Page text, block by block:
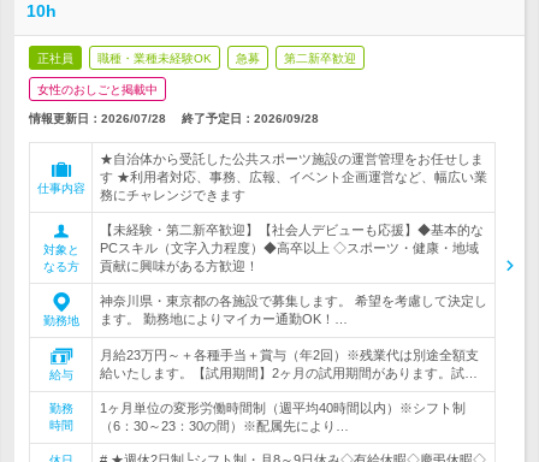
10h
正社員 職種・業種未経験OK 急募 第二新卒歓迎
女性のおしごと掲載中
情報更新日：2026/07/28 終了予定日： 2026/09/28
仕事内容
★自治体から受託した公共スポーツ施設の運営管理をお任せしま
す ★利用者対応、事務、広報、イベント企画運営など、幅広い業
務にチャレンジできます
対象と
なる方
【未経験・第二新卒歓迎】【社会人デビューも応援】◆基本的な
PCスキル（文字入力程度）◆高卒以上 ◇スポーツ・健康・地域
貢献に興味がある方歓迎！
勤務地
神奈川県・東京都の各施設で募集します。 希望を考慮して決定し
ます。 勤務地によりマイカー通勤OK！…
給与
月給23万円～＋各種手当＋賞与（年2回）※残業代は別途全額支
給いたします。【試用期間】2ヶ月の試用期間があります。試…
勤務
時間
1ヶ月単位の変形労働時間制（週平均40時間以内）※シフト制
（6：30～23：30の間）※配属先により…